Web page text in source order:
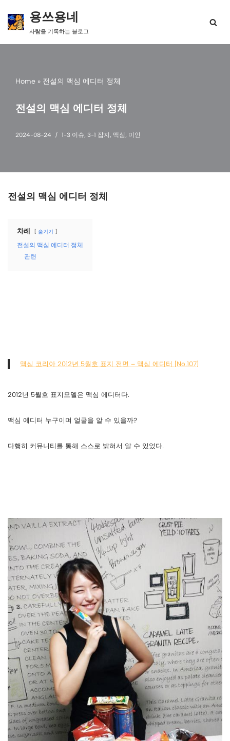
콘
용쓰용네
사람을 기록하는 블로그
Home » 전설의 맥심 에디터 정체
전설의 맥심 에디터 정체
2024-08-24 1-3 이슈, 3-1 잡지 , 맥심 , 미인
전설의 맥심 에디터 정체
차례 숨기기
전설의 맥심 에디터 정체
관련
맥심 코리아 2012년 5월호 표지 전면 – 맥심 에디터 [No.107]
2012년 5월호 표지모델은 맥심 에디터다.
맥심 에디터 누구이며 얼굴을 알 수 있을까?
다행히 커뮤니티를 통해 스스로 밝혀서 알 수 있었다.